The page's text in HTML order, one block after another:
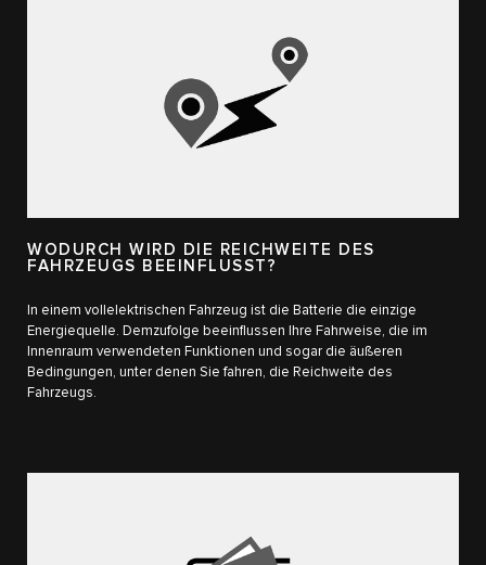
WODURCH WIRD DIE REICHWEITE DES
FAHRZEUGS BEEINFLUSST?
In einem vollelektrischen Fahrzeug ist die Batterie die einzige
Energiequelle. Demzufolge beeinflussen Ihre Fahrweise, die im
Innenraum verwendeten Funktionen und sogar die äußeren
Bedingungen, unter denen Sie fahren, die Reichweite des
Fahrzeugs.